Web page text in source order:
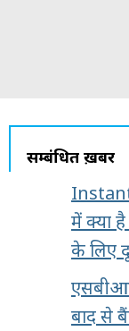
सम्बंधित ख़बरें
में क्या
के लिए
बाद से